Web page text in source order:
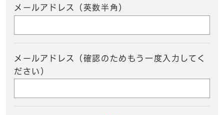
メールアドレス（英数半角）
メールアドレス（確認のためもう一度入力してく
ださい）